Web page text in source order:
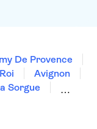
De Provence
Avignon
Sorgue